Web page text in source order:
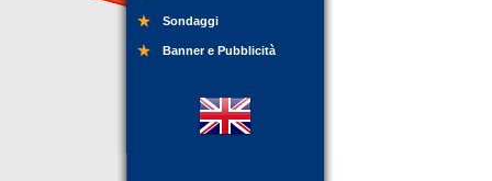
Sondaggi
Banner e Pubblicità